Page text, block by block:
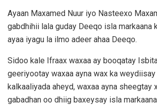
Ayaan Maxamed Nuur iyo Nasteexo
gabdhihii lala guday Deeqo isla markaana
ayaa iyagu la ilmo adeer ahaa Deeqo.
Sidoo kale Ifraax waxaa ay booqatay
geeriyootay waxaa ayna wax ka
kalkaaliyada aheyd, waxaa ayna sheegtay
gabadhan oo dhiig baxeysay isla